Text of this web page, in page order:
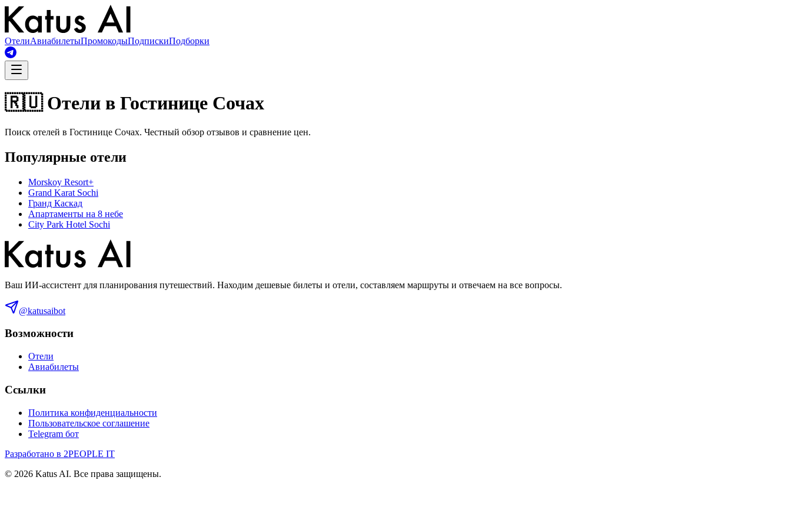
ОтелиАвиабилетыПромокодыПодпискиПодборки
🇷🇺 Отели в Гостинице Сочах
Поиск отелей в Гостинице Сочах. Честный обзор отзывов и сравнение цен.
Популярные отели
Morskoy Resort+
Grand Karat Sochi
Гранд Каскад
Апартаменты на 8 небе
City Park Hotel Sochi
Ваш ИИ-ассистент для планирования путешествий. Находим дешевые билеты и отели, составляем маршруты и отвечаем на все вопросы.
@katusaibot
Возможности
Отели
Авиабилеты
Ссылки
Политика конфиденциальности
Пользовательское соглашение
Telegram бот
Разработано в 2PEOPLE IT
© 2026 Katus AI. Все права защищены.